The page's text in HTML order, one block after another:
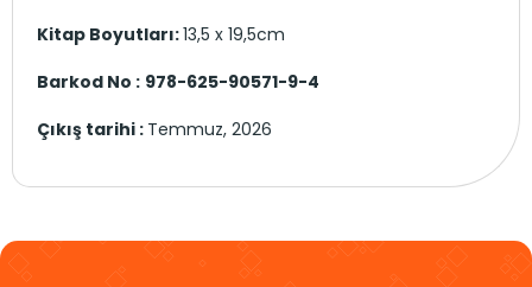
Kitap Boyutları:13,5 x 19,5cm
Barkod No : 978-625-90571-9-4
Çıkış tarihi : Temmuz, 2026